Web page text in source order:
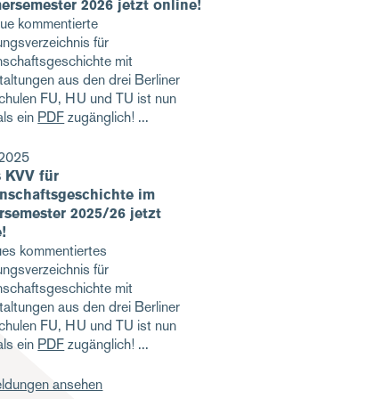
2026 jetzt online!
kommentierte
für
mit
aus den drei Berliner
FU, HU und TU ist nun
ein PDFzugänglich!
KVV für
im
2025/26 jetzt
kommentiertes
für
mit
aus den drei Berliner
FU, HU und TU ist nun
ein PDFzugänglich!
ansehen